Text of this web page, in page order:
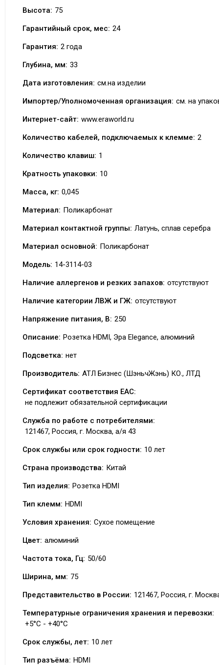
Высота: 75
Гарантийный срок, мес: 24
Гарантия: 2 года
Глубина, мм: 33
Дата изготовления: см.на изделии
Импортер/Уполномоченная организация: см. на
Интернет-сайт: www.eraworld.ru
Количество кабелей, подключаемых к клемме: 2
Количество клавиш: 1
Кратность упаковки: 10
Масса, кг: 0,045
Материал: Поликарбонат
Материал контактной группы: Латунь, сплав серебра
Материал основной: Поликарбонат
Модель: 14-3114-03
Наличие аллергенов и резких запахов: отсутствуют
Наличие категории ЛВЖ и ГЖ: отсутствуют
Напряжение питания, В: 250
Описание: Розетка HDMI, Эра Elegance, алюминий
Подсветка: нет
Производитель: АТЛ Бизнес (ШэньчЖэнь) КО., ЛТД
Сертификат соответствия EAC:
не подлежит обязательной сертификации
Служба по работе с потребителями:
121467, Россия, г. Москва, а/я 43
Срок службы или срок годности: 10 лет
Страна производства: Китай
Тип изделия: Розетка HDMI
Тип клемм: HDMI
Условия хранения: Сухое помещение
Цвет: алюминий
Частота тока, Гц: 50/60
Ширина, мм: 75
Представительство в России: 121467, Россия, г.
Температурные ограничения хранения и перевозки:
+5°C - +40°C
Срок службы, лет: 10 лет
Тип разъёма: HDMI